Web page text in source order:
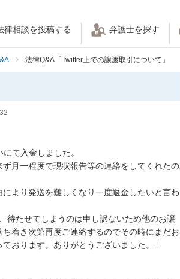
律相談を投稿する 弁護士を探す
法律Q&A「Twitter上での譲渡取引について」
て入金しました。
月一程度で現状報告等の連絡をしてくれたの
より発送を難しくなり一度返金したいと言わ
待たせてしまうのは申し訳ないため他のお譲
着き次第再度ご連絡するのでその時にまだお
おります。ありがとうございました。｣